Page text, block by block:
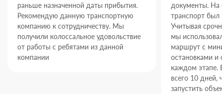
раньше назначенной даты прибытия.
Рекомендую данную транспортную
компанию к сотрудничеству. Мы
получили колоссальное удовольствие
от работы с ребятами из данной
компании
документы. На
транспорт был
Учитывая
мы
маршрут с
остановками и
каждом этапе.
всего 10 дней,
запустить